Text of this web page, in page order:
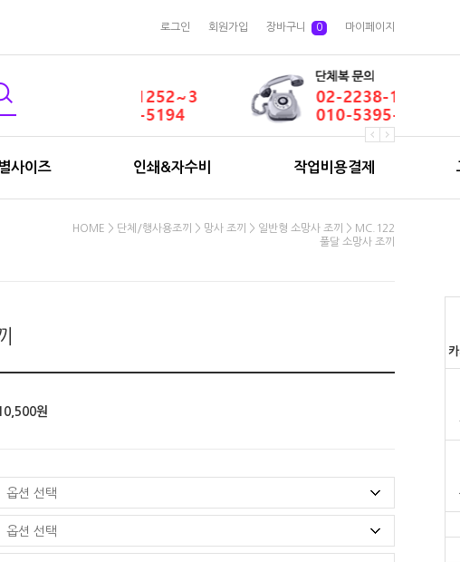
로그인 회원가입 장바구니 0 마이페이지
사이즈 인쇄&자수비 작업비용결제
HOME > 단체/행사용조끼 > 망사 조끼 > 일반형 소망사 조끼
> MC.122
풀달 소망사 조끼
원